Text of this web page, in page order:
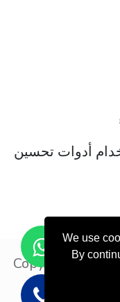
We use
By
أدوات تحسين
Copyright